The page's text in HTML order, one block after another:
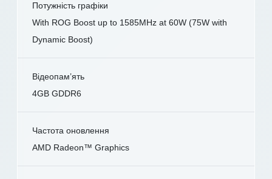
Потужність графіки
With ROG Boost up to 1585MHz at 60W (75W with
Dynamic Boost)
Відеопам’ять
4GB GDDR6
Частота оновлення
AMD Radeon™ Graphics